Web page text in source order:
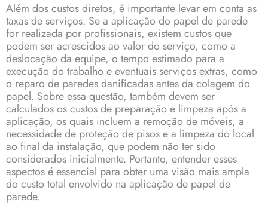
Além dos custos diretos, é importante levar em conta as
taxas de serviços. Se a aplicação do papel de parede
for realizada por profissionais, existem custos que
podem ser acrescidos ao valor do serviço, como a
deslocação da equipe, o tempo estimado para a
execução do trabalho e eventuais serviços extras, como
o reparo de paredes danificadas antes da colagem do
papel. Sobre essa questão, também devem ser
calculados os custos de preparação e limpeza após a
aplicação, os quais incluem a remoção de móveis, a
necessidade de proteção de pisos e a limpeza do local
ao final da instalação, que podem não ter sido
considerados inicialmente. Portanto, entender esses
aspectos é essencial para obter uma visão mais ampla
do custo total envolvido na aplicação de papel de
parede.